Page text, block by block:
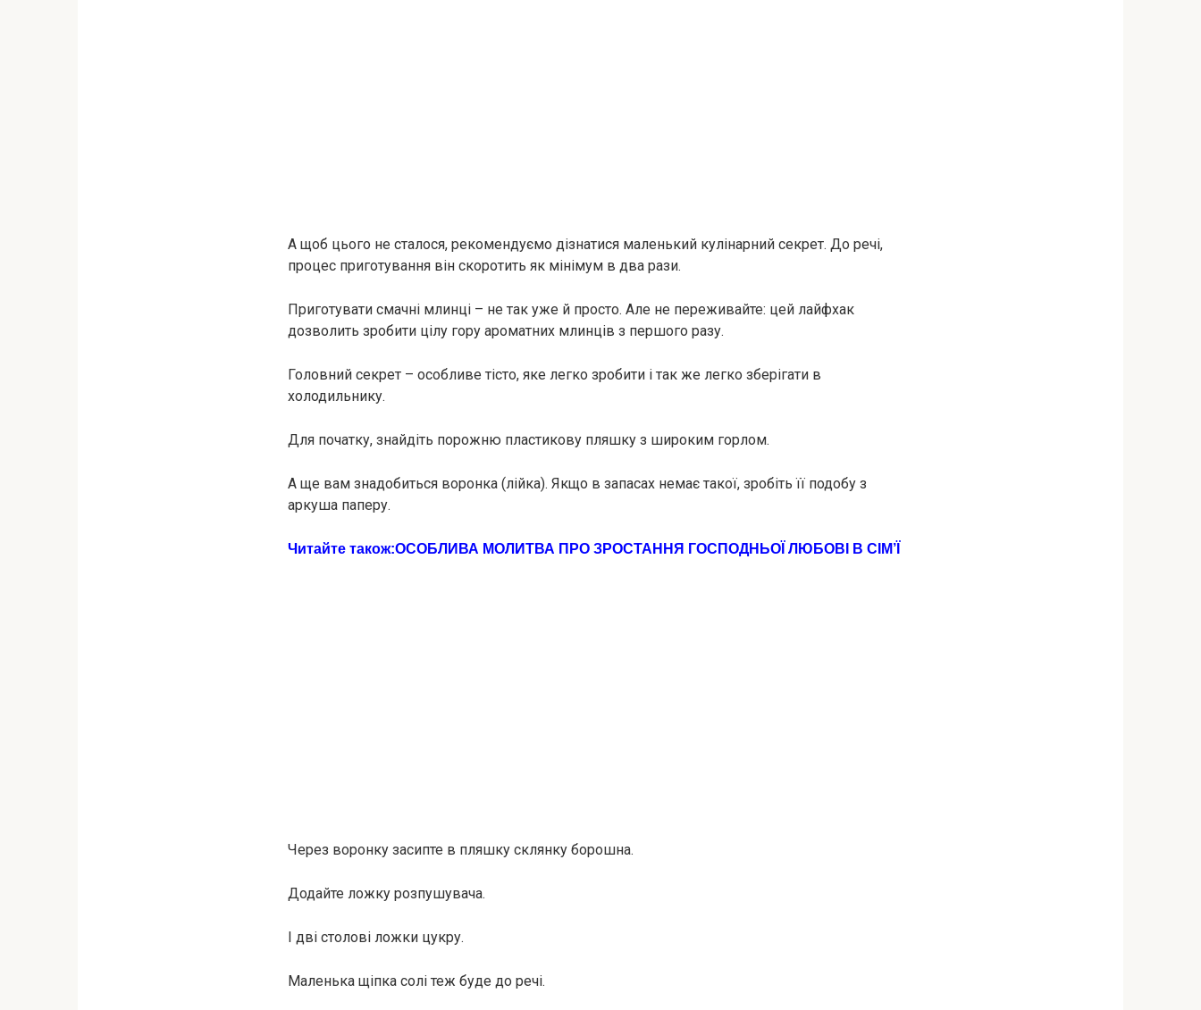
А щоб цього не сталося, рекомендуємо дізнатися маленький кулінарний секрет. До речі,
процес приготування він скоротить як мінімум в два рази.
Приготувати смачні млинці – не так уже й просто. Але не переживайте: цей лайфхак
дозволить зробити цілу гору ароматних млинців з першого разу.
Головний секрет – особливе тісто, яке легко зробити і так же легко зберігати в
холодильнику.
Для початку, знайдіть порожню пластикову пляшку з широким горлом.
А ще вам знадобиться воронка (лійка). Якщо в запасах немає такої, зробіть її подобу з
аркуша паперу.
Читайте також:ОСОБЛИВА МОЛИТВА ПРО ЗРОСТАННЯ ГОСПОДНЬОЇ ЛЮБОВІ В СІМ’Ї
Через воронку засипте в пляшку склянку борошна.
Додайте ложку розпушувача.
І дві столові ложки цукру.
Маленька щіпка солі теж буде до речі.